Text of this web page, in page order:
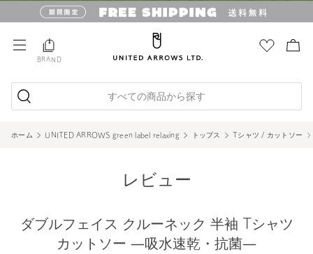
BRAND
すべての商品から探す
ホーム UNITED ARROWS green label relaxing トップス Tシャツ / カットソー
レビュー
ダブルフェイス クルーネック 半袖 Tシャツ
カットソー ―吸水速乾・抗菌―